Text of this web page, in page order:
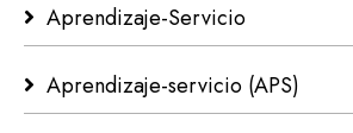
Aprendizaje-Servicio
Aprendizaje-servicio (APS)